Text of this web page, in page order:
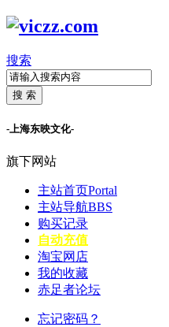
搜索
搜 索
-上海东映文化-
旗下网站
主站首页Portal
主站导航BBS
购买记录
自动充值
淘宝网店
我的收藏
赤足者论坛
忘记密码？